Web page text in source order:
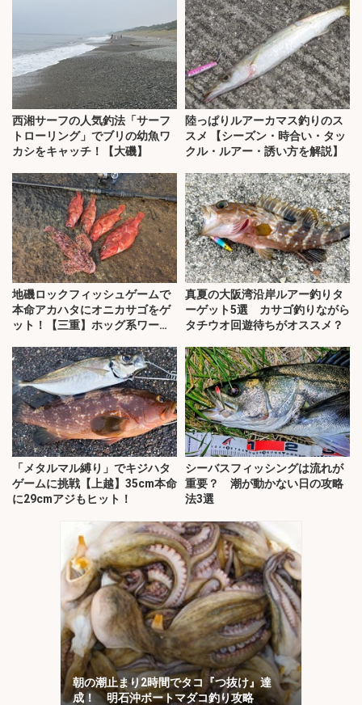
西湘サーフの人気釣法「サーフ
トローリング」でブリの幼魚ワ
カシをキャッチ！【大磯】
陸っぱりルアーカマス釣りのス
スメ 【シーズン・時合い・タッ
クル・ルアー・誘い方を解説】
地磯ロックフィッシュゲームで
本命アカハタにオニカサゴをゲ
ット！【三重】ホッグ系ワーム
真夏の大阪湾沿岸ルアー釣りタ
ーゲット5選 カサゴ釣りながら
タチウオ回遊待ちがオススメ？
「メタルマル縛り」でキジハタ
ゲームに挑戦【上越】35cm本命
に29cmアジもヒット！
シーバスフィッシングは流れが
重要？ 潮が動かない日の攻略
法3選
朝の潮止まり2時間でタコ『つ抜け』達
成！ 明石沖ボートマダコ釣り攻略